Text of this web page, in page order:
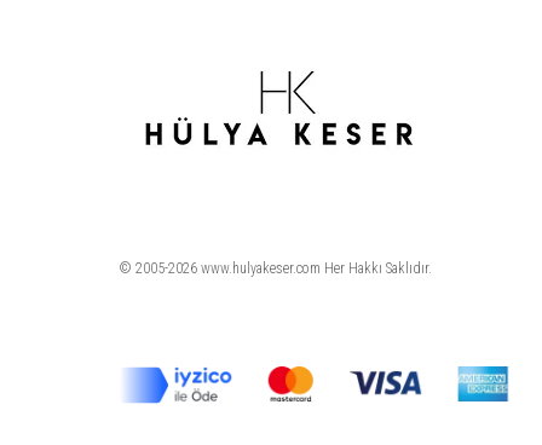
© 2005-2026 www.hulyakeser.com Her Hakkı Saklıdır.